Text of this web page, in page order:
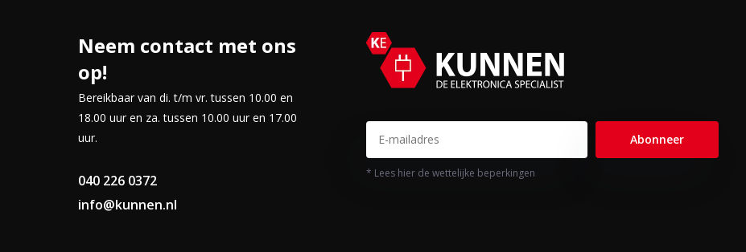
Neem contact met ons
op!
Bereikbaar van di. t/m vr. tussen 10.00 en
18.00 uur en za. tussen 10.00 uur en 17.00
uur.
040 226 0372
info@kunnen.nl
Abonneer
* Lees hier de wettelijke beperkingen